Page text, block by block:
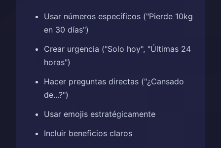
Usar números específicos ("Pierde 10kg
en 30 días")
Crear urgencia ("Solo hoy", "Últimas 24
horas")
Hacer preguntas directas ("¿Cansado
de...?")
Usar emojis estratégicamente
Incluir beneficios claros